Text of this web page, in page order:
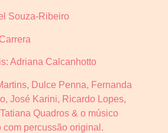
Souza-Ribeiro
Adriana Calcanhotto
Dulce Penna, Fernanda
José Karini, Ricardo Lopes,
Quadros & o músico
percussão original.